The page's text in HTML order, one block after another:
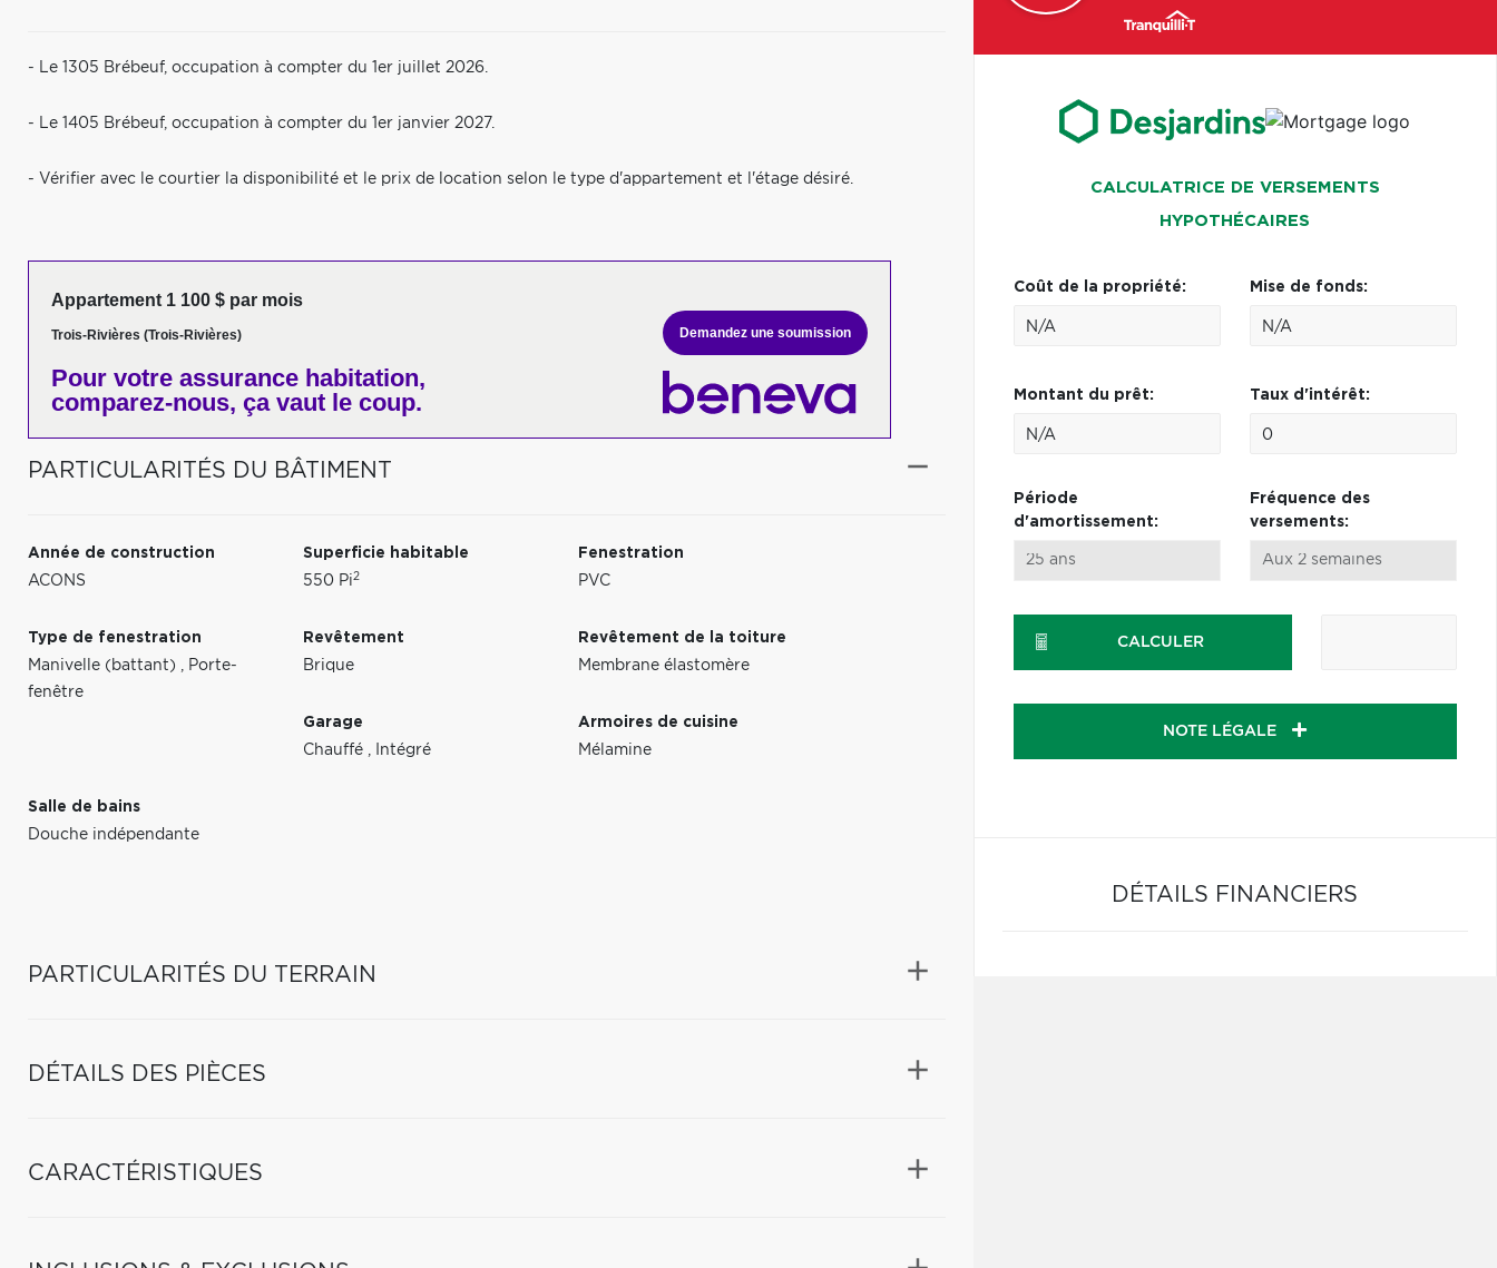
- Le 1305 Brébeuf, occupation à compter du 1er juillet 2026.
- Le 1405 Brébeuf, occupation à compter du 1er janvier 2027.
- Vérifier avec le courtier la disponibilité et le prix de location selon le type d'appartement et l'étage désiré.
Appartement 1 100 $ par mois
Trois-Rivières (Trois-Rivières)
Pour votre assurance habitation,
comparez-nous, ça vaut le coup.
Demandez une soumission
PARTICULARITÉS DU BÂTIMENT
Année de construction
ACONS
Superficie habitable
550 Pi2
Fenestration
PVC
Type de fenestration
Manivelle (battant) , Porte-
fenêtre
Revêtement
Brique
Revêtement de la toiture
Membrane élastomère
Garage
Chauffé , Intégré
Armoires de cuisine
Mélamine
Salle de bains
Douche indépendante
PARTICULARITÉS DU TERRAIN
DÉTAILS DES PIÈCES
CARACTÉRISTIQUES
CALCULATRICE DE VERSEMENTS
HYPOTHÉCAIRES
Coût de la propriété: Mise de fonds:
Montant du prêt: Taux d'intérêt:
Période
d'amortissement:
Fréquence des
versements:
CALCULER
NOTE LÉGALE
DÉTAILS FINANCIERS